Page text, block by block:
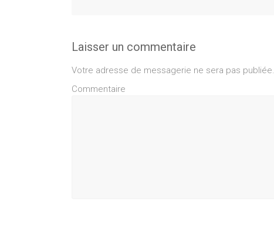
Laisser un commentaire
Votre adresse de messagerie ne sera pas publiée.
Commentaire